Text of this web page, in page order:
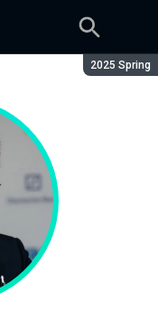
Сезон:
2025 Spring